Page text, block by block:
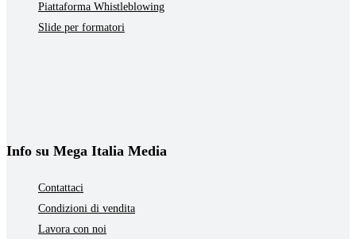
Piattaforma Whistleblowing
Slide per formatori
Info su Mega Italia Media
Contattaci
Condizioni di vendita
Lavora con noi